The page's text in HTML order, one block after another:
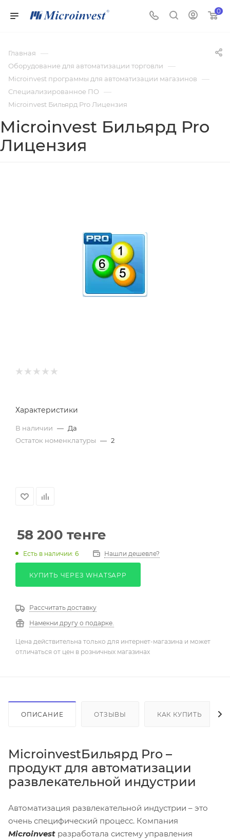
0
Главная —
Оборудование для автоматизации торговли —
Microinvest программы для автоматизации магазинов —
Специализированное ПО —
Microinvest Бильярд Pro Лицензия
Microinvest Бильярд Pro
Лицензия
Характеристики
В наличии — Да
Остаток номенклатуры — 2
58 200 тенге
Есть в наличии: 6 Нашли дешевле?
КУПИТЬ ЧЕРЕЗ WHATSAPP
Рассчитать доставку
Намекни другу о подарке.
Цена действительна только для интернет-магазина и может
отличаться от цен в розничных магазинах
ОПИСАНИЕ ОТЗЫВЫ КАК КУПИТЬ
MicroinvestБильярд Pro –
продукт для автоматизации
развлекательной индустрии
Автоматизация развлекательной индустрии – это
очень специфический процесс. Компания
Microinvest разработала систему управления